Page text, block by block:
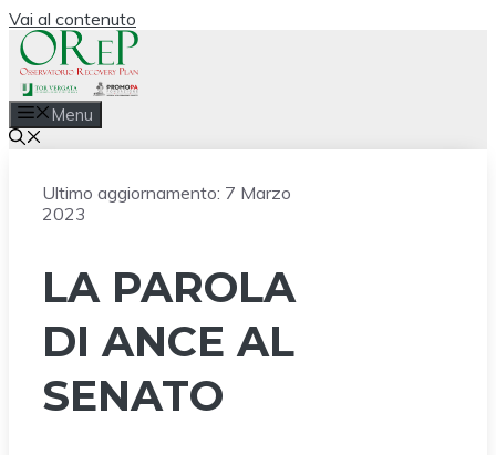
Vai al contenuto
Menu
Ultimo aggiornamento: 7 Marzo
2023
LA PAROLA
DI ANCE AL
SENATO